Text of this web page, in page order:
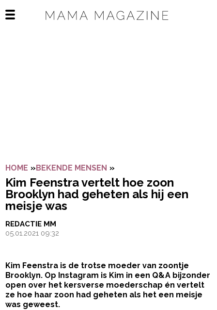
Open het mobiele menu
HOME »BEKENDE MENSEN »
Kim Feenstra vertelt hoe zoon
Brooklyn had geheten als hij een
meisje was
REDACTIE MM
05.01.2021 09:32
Kim Feenstra is de trotse moeder van zoontje
Brooklyn. Op Instagram is Kim in een Q&A bijzonder
open over het kersverse moederschap én vertelt
ze hoe haar zoon had geheten als het een meisje
was geweest.